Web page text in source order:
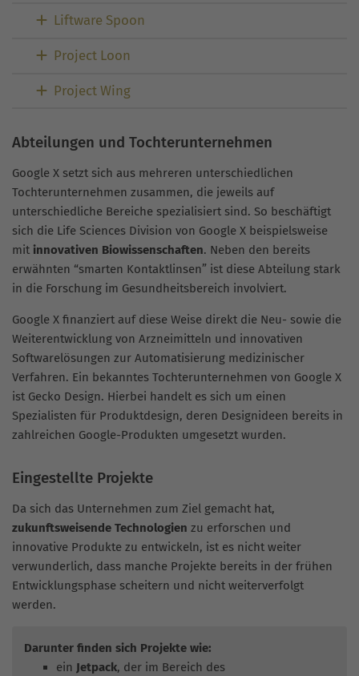
Liftware Spoon
Project Loon
Project Wing
Abteilungen und Tochterunternehmen
Google X setzt sich aus mehreren unterschiedlichen
Tochterunternehmen zusammen, die jeweils auf
unterschiedliche Bereiche spezialisiert sind. So beschäftigt
sich die Life Sciences Division von Google X beispielsweise
mit innovativen Biowissenschaften. Neben den bereits
erwähnten “smarten Kontaktlinsen” ist diese Abteilung stark
in die Forschung im Gesundheitsbereich involviert.
Google X finanziert auf diese Weise direkt die Neu- sowie die
Weiterentwicklung von Arzneimitteln und innovativen
Softwarelösungen zur Automatisierung medizinischer
Verfahren. Ein bekanntes Tochterunternehmen von Google X
ist Gecko Design. Hierbei handelt es sich um einen
Spezialisten für Produktdesign, deren Designideen bereits in
zahlreichen Google-Produkten umgesetzt wurden.
Eingestellte Projekte
Da sich das Unternehmen zum Ziel gemacht hat,
zukunftsweisende Technologien zu erforschen und
innovative Produkte zu entwickeln, ist es nicht weiter
verwunderlich, dass manche Projekte bereits in der frühen
Entwicklungsphase scheitern und nicht weiterverfolgt
werden.
Darunter finden sich Projekte wie:
ein Jetpack, der im Bereich des